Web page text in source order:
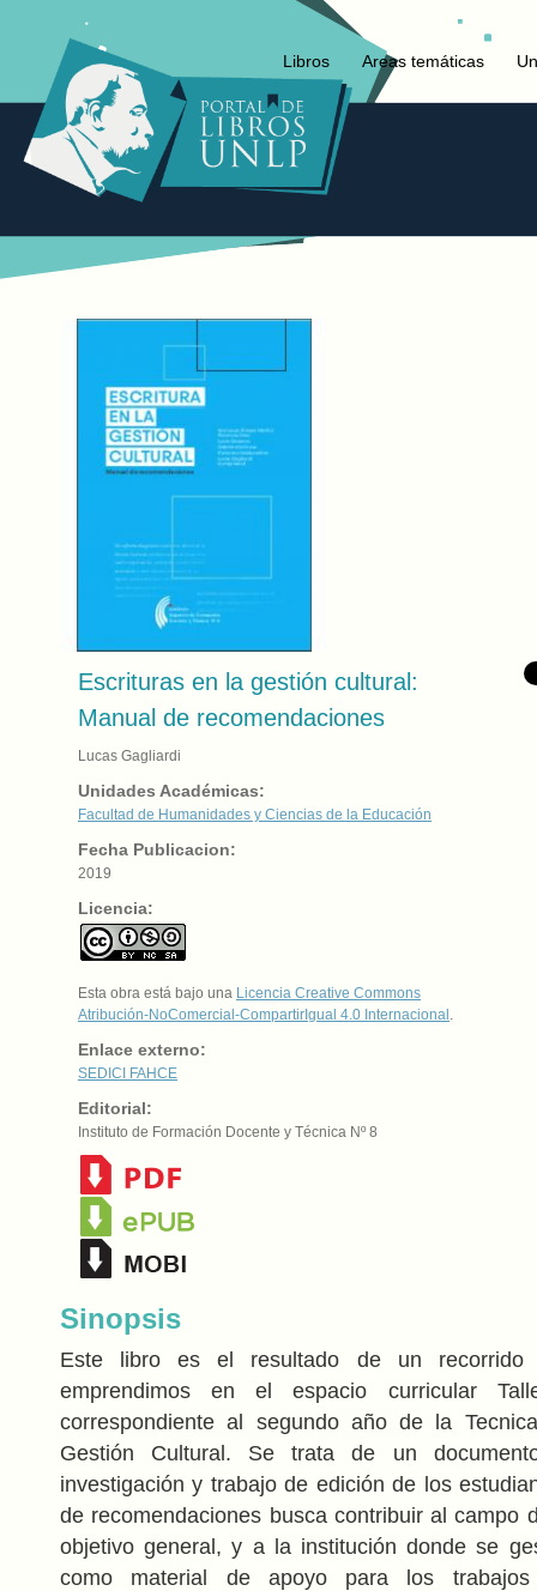
Libros Areas temáticas
Escrituras en la gestión cultural:
Manual de recomendaciones
Lucas Gagliardi
Unidades Académicas:
Facultad de Humanidades y Ciencias de la Educación
Fecha Publicacion:
2019
Licencia:
Esta obra está bajo una Licencia Creative Commons
Atribución-NoComercial-CompartirIgual 4.0 Internacional
Enlace externo:
SEDICI FAHCE
Editorial:
Instituto de Formación Docente y Técnica Nº 8
Sinopsis
Este libro es el resultado de un recorrido
emprendimos en el espacio curricular
correspondiente al segundo año de la
Gestión Cultural. Se trata de un
investigación y trabajo de edición de los
de recomendaciones busca contribuir al campo
objetivo general, y a la institución donde se
como material de apoyo para los trabajos